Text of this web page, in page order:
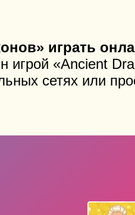
играть
игрой «Ancient
сетях или